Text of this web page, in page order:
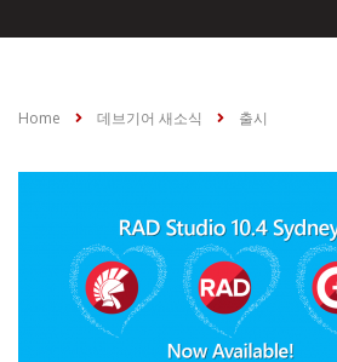
Home 데브기어 새소식 출시